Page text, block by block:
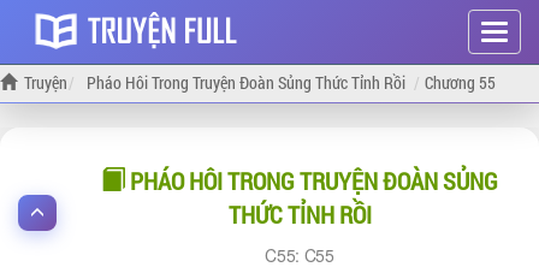
Hiện
menu
Truyện Pháo Hôi Trong Truyện Đoàn Sủng Thức Tỉnh Rồi Chương 55
PHÁO HÔI TRONG TRUYỆN ĐOÀN SỦNG
THỨC TỈNH RỒI
55: 55